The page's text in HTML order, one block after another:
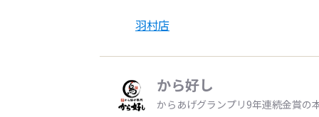
羽村店
から好し
からあげグランプリ9年連続金賞の